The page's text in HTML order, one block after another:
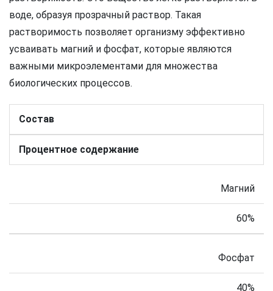
воде, образуя прозрачный раствор. Такая
растворимость позволяет организму эффективно
усваивать магний и фосфат, которые являются
важными микроэлементами для множества
биологических процессов.
Состав
Процентное содержание
Магний
60%
Фосфат
40%